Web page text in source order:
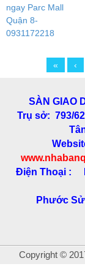
« ‹
SÀN GIAO
Trụ sở: 793/
Điện Thoại :
Phước
Copyright ©